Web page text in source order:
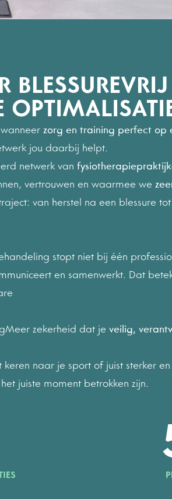
BLESSUREVRIJ
zorg en training perfect op
jou daarbij helpt.
netwerk van
vertrouwen en waarmee we
van herstel na een blessure
stopt niet bij één
en samenwerkt. Dat
zekerheid dat je veilig,
naar je sport of juist sterker
juiste moment betrokken zijn.
2